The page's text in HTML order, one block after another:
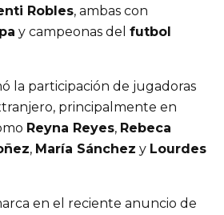
Robles, ambas con
y campeonas del futbol
la participación de jugadoras
principalmente en
Reyna Reyes, Rebeca
, María Sánchez y Lourdes
en el reciente anuncio de